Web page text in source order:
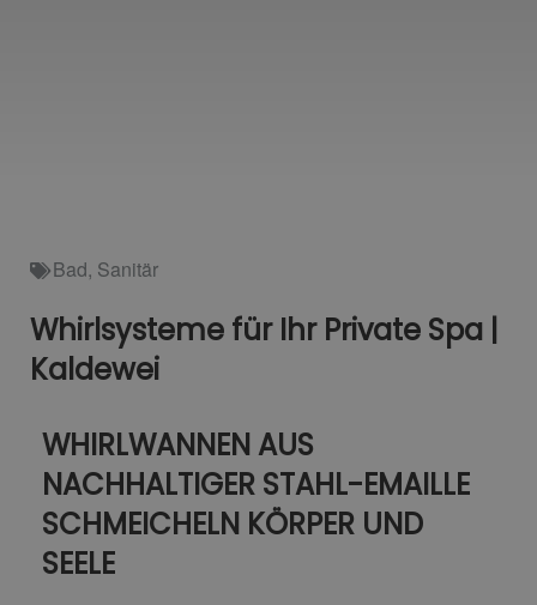
Bad, Sanitär
Whirlsysteme für Ihr Private Spa |
Kaldewei
WHIRLWANNEN AUS
NACHHALTIGER STAHL-EMAILLE
SCHMEICHELN KÖRPER UND
SEELE